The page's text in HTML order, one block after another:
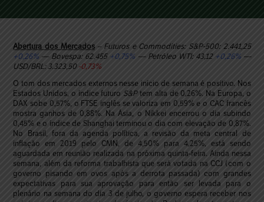
Abertura dos Mercados– Futuros e Commodities: S&P-500: 2.441,25
+0,26% — Bovespa: 62.455 +0,75% — Petróleo WTI: 43,12+0,26%—
USD/BRL: 3.323,50 -0,73%
O tom dos mercados externos nesse início de semana é positivo. Nos
Estados Unidos, o índice futuro S&Ptem alta de 0,26%. Na Europa, o
DAX sobe 0,57%, o FTSE inglês se valoriza em 0,59% e o CAC francês
mostra ganhos de 0,88%. Na Ásia, o Nikkei encerrou o dia subindo
0,45% e o índice de Shanghai terminou o dia com elevação de 0,87%.
No Brasil, fora da agenda política, a revisão da meta central de
inflação em 2019 pelo CMN, de 4,50% para 4,25%, está sendo
aguardada em reunião realizada na próxima quinta-feira. Ainda nessa
semana, além da reforma trabalhista que será votada na CCJ (com o
governo pisando em ovos após a derrota passada) com grandes
expectativas para sua aprovação para então ser levada para o
plenário na semana do dia 3 de julho, o governo espera receber nos